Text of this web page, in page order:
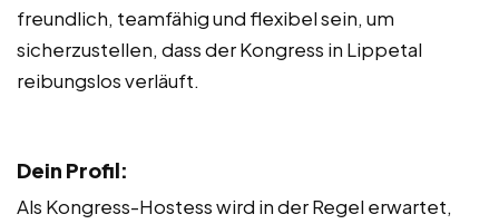
freundlich, teamfähig und flexibel sein, um
sicherzustellen, dass der Kongress in Lippetal
reibungslos verläuft.
Dein Profil:
Als Kongress-Hostess wird in der Regel erwartet,